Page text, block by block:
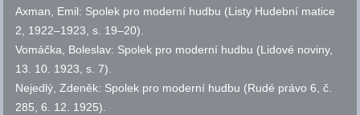
Axman, Emil: Spolek pro moderní hudbu (Listy Hudební matice
2, 1922–1923, s. 19–20).
Vomáčka, Boleslav: Spolek pro moderní hudbu (Lidové noviny,
13. 10. 1923, s. 7).
Nejedlý, Zdeněk: Spolek pro moderní hudbu (Rudé právo 6,č.
285, 6. 12. 1925).